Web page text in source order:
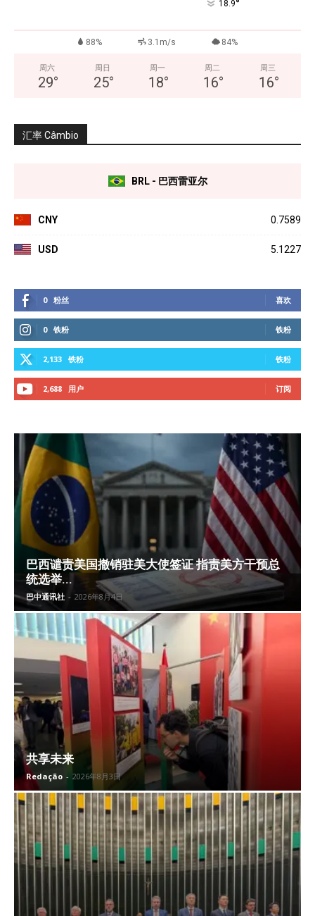
18.9°
88% 3.1m/s 84%
周六
29°
周日
25°
周一
18°
周二
16°
周三
16°
汇率 Câmbio
BRL - 巴西雷亚尔
CNY 0.7589
USD 5.1227
0 粉丝 喜欢
0 铁粉 铁粉
2,133 铁粉 铁粉
2,688 用户 订阅
巴西谴责美国撤销驻美大使签证 指责美方干预总
统选举...
巴中通讯社 - 2026年8月4日
共享未来
Redação - 2026年8月3日